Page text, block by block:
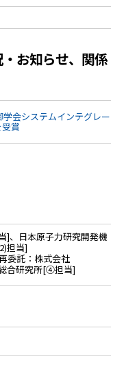
お知らせ、関係
会システムインテグレー
賞
]、日本原子力研究開発機
担当]
委託：株式会社
合研究所[④担当]